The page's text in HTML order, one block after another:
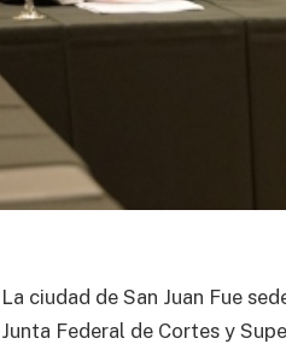
La ciudad de San Juan Fue
Junta Federal de Cortes y